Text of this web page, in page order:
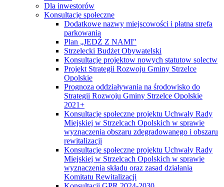
Dla inwestorów
Konsultacje społeczne
Dodatkowe nazwy miejscowości i płatna strefa
parkowania
Plan „JEDŹ Z NAMI"
Strzelecki Budżet Obywatelski
Konsultacje projektow nowych statutow solectw
Projekt Strategii Rozwoju Gminy Strzelce
Opolskie
Prognoza oddziaływania na środowisko do
Strategii Rozwoju Gminy Strzelce Opolskie
2021+
Konsultacje społeczne projektu Uchwały Rady
Miejskiej w Strzelcach Opolskich w sprawie
wyznaczenia obszaru zdegradowanego i obszaru
rewitalizacji
Konsultacje społeczne projektu Uchwały Rady
Miejskiej w Strzelcach Opolskich w sprawie
wyznaczenia składu oraz zasad działania
Komitatu Rewitalizacji